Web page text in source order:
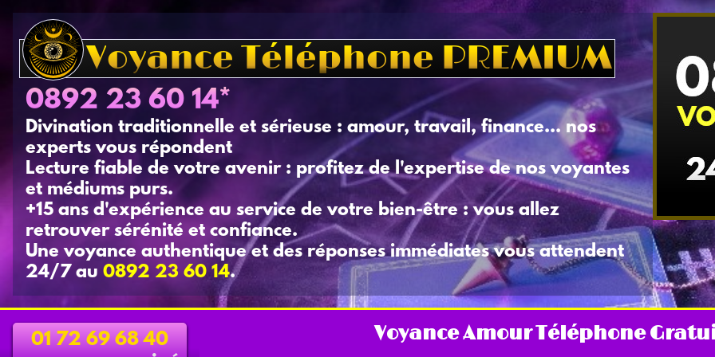
Voyance Téléphone PREMIUM
0892 23 60 14*
Divination traditionnelle et sérieuse : amour, travail, finance... nos
experts vous répondent
Lecture fiable de votre avenir : profitez de l'expertise de nos voyantes
et médiums purs.
+15 ans d'expérience au service de votre bien-être : vous allez
retrouver sérénité et confiance.
Une voyance authentique et des réponses immédiates vous attendent
24/7 au 0892 23 60 14.
01 72 69 68 40
Voyance Amour Téléphone